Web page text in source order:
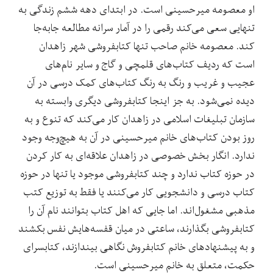
او معصومه میرحسینی است. در ابتدای دهه ششم زندگی به
تنهایی سعی می‌کند رقمی را در آمار سرانه مطالعه جابه‌جا
کند. معصومه خانم صاحب تنها کتابفروشی شهر زاهدان
است که ردیف کتاب‌های قلمچی و گاج و سایر نام‌های
عجیب و غریب و رنگ به رنگ کتاب‌‌های کمک درسی در آن
دیده نمی‌شود. به جز اینجا کتابفروشی دیگری وابسته به
سازمان تبلیغات اسلامی در زاهدان کار می‌کند که تنوع و به
روز بودن کتاب‌های خانم میرحسینی در آن به هیچ‌وجه وجود
ندارد. انگار بخش خصوصی در زاهدان علاقه‌ای به کار کردن
در حوزه کتاب ندارد و چند کتابفروشی موجود یا تنها در حوزه
کتاب درسی و دانشجویی کار می‌کنند یا فقط به توزیع کتب
مذهبی مشغول‌اند. اما جایی که اهل کتاب بتوانند نام آن را
کتابفروشی بگذارند، ساعتی در میان قفسه‌هایش نفس بکشند
و به پیشنهادهای خانم کتابفروش نگاهی بیندازند، کتابسرای
حکمت، متعلق به خانم میرحسینی است.